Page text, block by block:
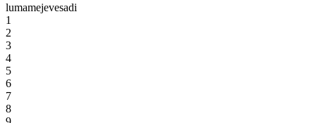
lumamejevesadi
1
2
3
4
5
6
7
8